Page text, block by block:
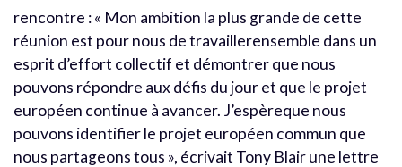
rencontre : « Mon ambition la plus grande de cette
réunion est pour nous de travaillerensemble dans un
esprit d’effort collectif et démontrer que nous
pouvons répondre aux défis du jour et que le projet
européen continue à avancer. J’espèreque nous
pouvons identifier le projet européen commun que
nous partageons tous », écrivait Tony Blair une lettre